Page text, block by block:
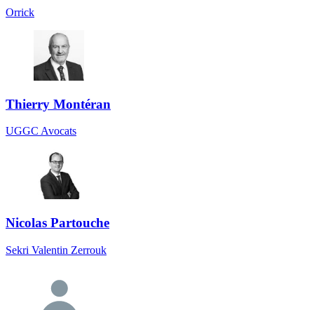
Orrick
Thierry Montéran
UGGC Avocats
Nicolas Partouche
Sekri Valentin Zerrouk